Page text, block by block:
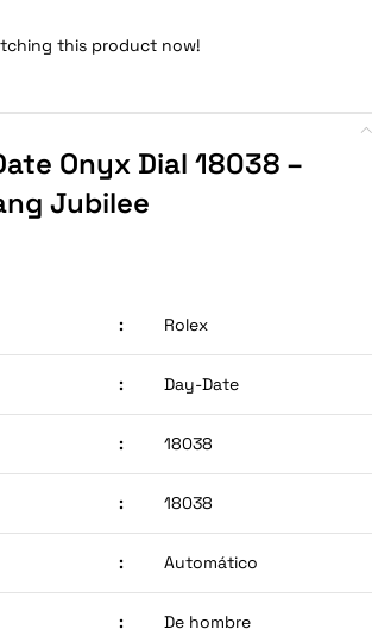
this product now!
Onyx Dial 18038 –
Jubilee
: Rolex
: Day-Date
: 18038
: 18038
: Automático
: De hombre